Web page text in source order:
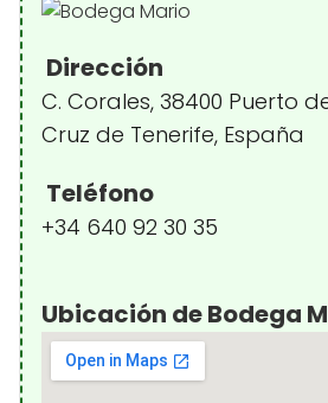
Dirección
C. Corales, 38400 Puerto
Cruz de Tenerife, España
Teléfono
+34 640 92 30 35
Ubicación de Bodega